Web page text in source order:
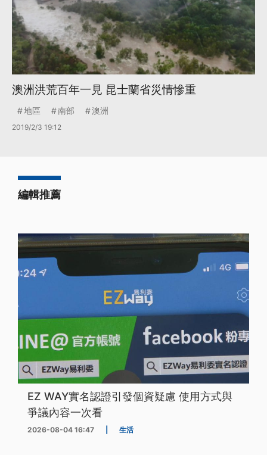
澳洲洪荒百年一見 昆士蘭省災情慘重
地區 南部 澳洲
2019/2/3 19:12
編輯推薦
EZ WAY實名認證引發個資疑慮 使用方式與
爭議內容一次看
2026-08-04 16:47 生活